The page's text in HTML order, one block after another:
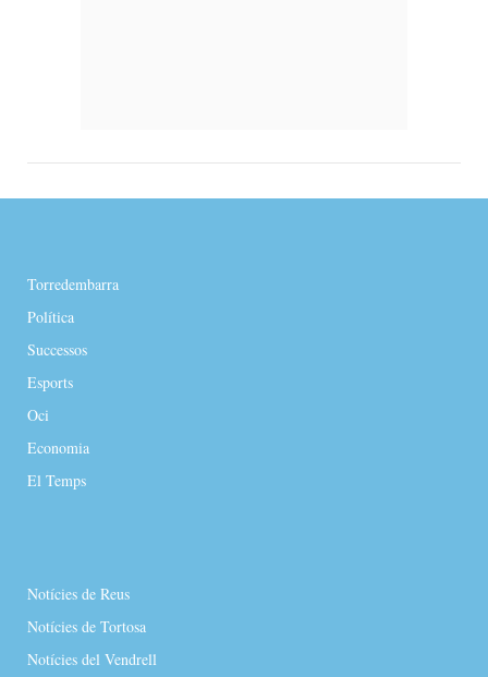
Torredembarra
Política
Successos
Esports
Oci
Economia
El Temps
Notícies de Reus
Notícies de Tortosa
Notícies del Vendrell